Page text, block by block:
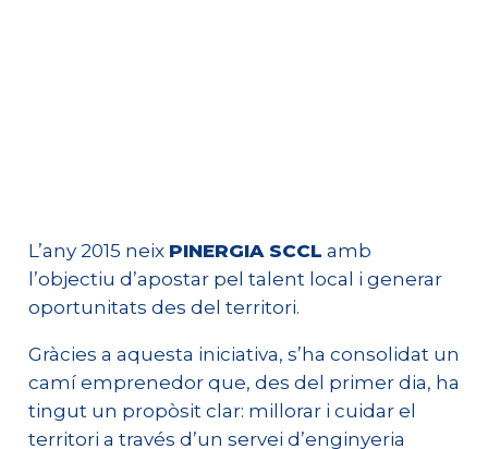
L’any 2015 neix PINERGIA SCCL amb
l’objectiu d’apostar pel talent local i generar
oportunitats des del territori.
Gràcies a aquesta iniciativa, s’ha consolidat un
camí emprenedor que, des del primer dia, ha
tingut un propòsit clar: millorar i cuidar el
territori a través d’un servei d’enginyeria